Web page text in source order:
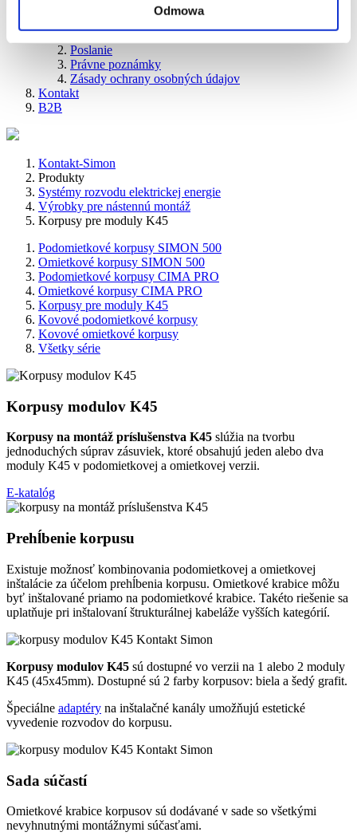
Odmowa
História
Poslanie
Právne poznámky
Zásady ochrany osobných údajov
Kontakt
B2B
Kontakt-Simon
Produkty
Systémy rozvodu elektrickej energie
Výrobky pre nástennú montáž
Korpusy pre moduly K45
Podomietkové korpusy SIMON 500
Omietkové korpusy SIMON 500
Podomietkové korpusy CIMA PRO
Omietkové korpusy CIMA PRO
Korpusy pre moduly K45
Kovové podomietkové korpusy
Kovové omietkové korpusy
Všetky série
Korpusy modulov K45
Korpusy na montáž príslušenstva K45 slúžia na tvorbu
jednoduchých súprav zásuviek, ktoré obsahujú jeden alebo dva
moduly K45 v podomietkovej a omietkovej verzii.
E-katalóg
Prehĺbenie korpusu
Existuje možnosť kombinovania podomietkovej a omietkovej
inštalácie za účelom prehĺbenia korpusu. Omietkové krabice môžu
byť inštalované priamo na podomietkové krabice. Takéto riešenie sa
uplatňuje pri inštalovaní štrukturálnej kabeláže vyšších kategórií.
Korpusy modulov K45 sú dostupné vo verzii na 1 alebo 2 moduly
K45 (45x45mm). Dostupné sú 2 farby korpusov: biela a šedý grafit.
Špeciálne adaptéry na inštalačné kanály umožňujú estetické
vyvedenie rozvodov do korpusu.
Sada súčastí
Omietkové krabice korpusov sú dodávané v sade so všetkými
nevyhnutnými montážnymi súčasťami.